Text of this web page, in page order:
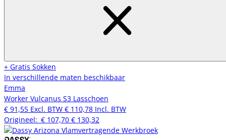
+ Gratis Sokken
In verschillende maten beschikbaar
Emma
Worker Vulcanus S3 Lasschoen
€ 91,55 Excl. BTW € 110,78 Incl. BTW
Origineel: € 107,70 € 130,32